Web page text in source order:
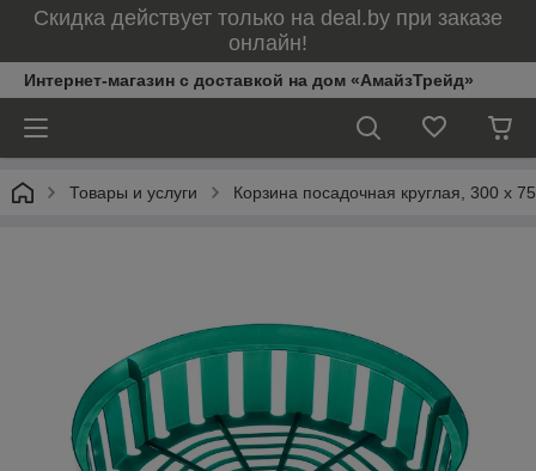
Скидка действует только на deal.by при заказе
онлайн!
Интернет-магазин с доставкой на дом «АмайзТрейд»
Товары и услуги Корзина посадочная круглая, 300 х